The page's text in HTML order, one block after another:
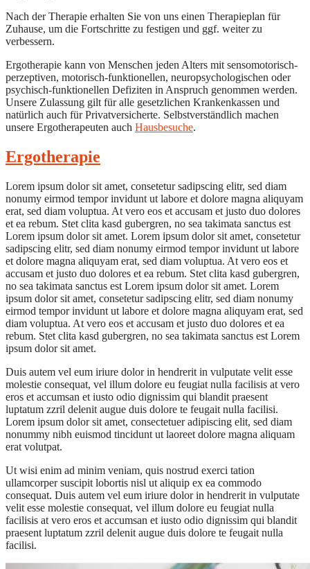
Nach der Therapie erhalten Sie von uns einen Therapieplan für
Zuhause, um die Fortschritte zu festigen und ggf. weiter zu
verbessern.
Ergotherapie kann von Menschen jeden Alters mit sensomotorisch-
perzeptiven, motorisch-funktionellen, neuropsychologischen oder
psychisch-funktionellen Defiziten in Anspruch genommen werden.
Unsere Zulassung gilt für alle gesetzlichen Krankenkassen und
natürlich auch für Privatversicherte. Selbstverständlich machen
unsere Ergotherapeuten auch Hausbesuche.
Ergotherapie
Lorem ipsum dolor sit amet, consetetur sadipscing elitr, sed diam
nonumy eirmod tempor invidunt ut labore et dolore magna aliquyam
erat, sed diam voluptua. At vero eos et accusam et justo duo dolores
et ea rebum. Stet clita kasd gubergren, no sea takimata sanctus est
Lorem ipsum dolor sit amet. Lorem ipsum dolor sit amet, consetetur
sadipscing elitr, sed diam nonumy eirmod tempor invidunt ut labore
et dolore magna aliquyam erat, sed diam voluptua. At vero eos et
accusam et justo duo dolores et ea rebum. Stet clita kasd gubergren,
no sea takimata sanctus est Lorem ipsum dolor sit amet. Lorem
ipsum dolor sit amet, consetetur sadipscing elitr, sed diam nonumy
eirmod tempor invidunt ut labore et dolore magna aliquyam erat, sed
diam voluptua. At vero eos et accusam et justo duo dolores et ea
rebum. Stet clita kasd gubergren, no sea takimata sanctus est Lorem
ipsum dolor sit amet.
Duis autem vel eum iriure dolor in hendrerit in vulputate velit esse
molestie consequat, vel illum dolore eu feugiat nulla facilisis at vero
eros et accumsan et iusto odio dignissim qui blandit praesent
luptatum zzril delenit augue duis dolore te feugait nulla facilisi.
Lorem ipsum dolor sit amet, consectetuer adipiscing elit, sed diam
nonummy nibh euismod tincidunt ut laoreet dolore magna aliquam
erat volutpat.
Ut wisi enim ad minim veniam, quis nostrud exerci tation
ullamcorper suscipit lobortis nisl ut aliquip ex ea commodo
consequat. Duis autem vel eum iriure dolor in hendrerit in vulputate
velit esse molestie consequat, vel illum dolore eu feugiat nulla
facilisis at vero eros et accumsan et iusto odio dignissim qui blandit
praesent luptatum zzril delenit augue duis dolore te feugait nulla
facilisi.